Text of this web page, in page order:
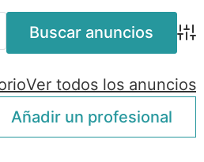
Ver todos los anuncios
Añadir un profesional